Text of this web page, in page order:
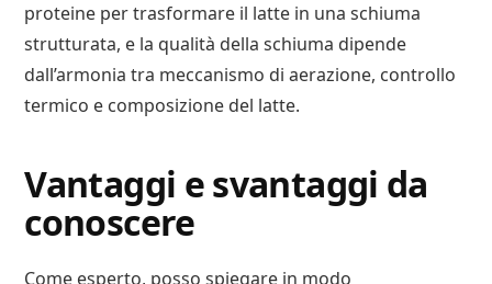
proteine per trasformare il latte in una schiuma
strutturata, e la qualità della schiuma dipende
dall’armonia tra meccanismo di aerazione, controllo
termico e composizione del latte.
Vantaggi e svantaggi da
conoscere
Come esperto, posso spiegare in modo